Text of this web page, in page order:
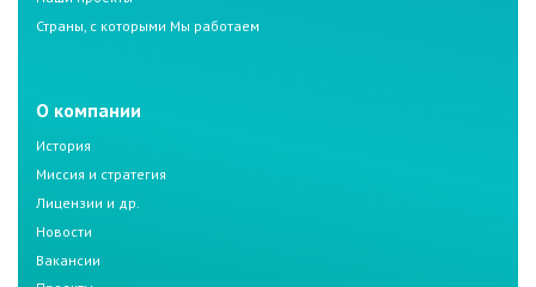
Страны, с которыми Мы работаем
О компании
История
Миссия и стратегия
Лицензии и др.
Новости
Вакансии